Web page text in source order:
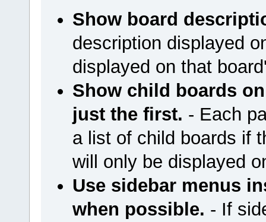
Show board
description displayed
displayed on that
Show child boards
just the first. - Each
a list of child boards if
will only be displayed
Use sidebar menus
when possible. - If